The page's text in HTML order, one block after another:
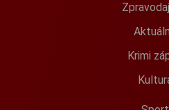
Krimi